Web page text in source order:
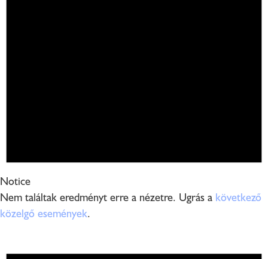
Notice
Nem találtak eredményt erre a nézetre. Ugrás a következő
közelgő események.